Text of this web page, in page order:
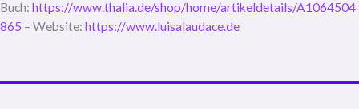
Buch: https://www.thalia.de/shop/home/artikeldetails/A1064504
865 – Website: https://www.luisalaudace.de